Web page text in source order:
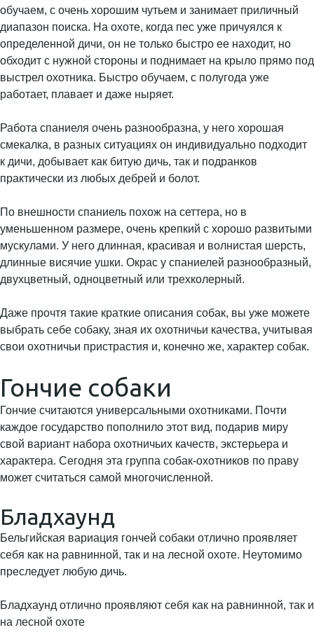
обучаем, с очень хорошим чутьем и занимает приличный
диапазон поиска. На охоте, когда пес уже причуялся к
определенной дичи, он не только быстро ее находит, но
обходит с нужной стороны и поднимает на крыло прямо под
выстрел охотника. Быстро обучаем, с полугода уже
работает, плавает и даже ныряет.
Работа спаниеля очень разнообразна, у него хорошая
смекалка, в разных ситуациях он индивидуально подходит
к дичи, добывает как битую дичь, так и подранков
практически из любых дебрей и болот.
По внешности спаниель похож на сеттера, но в
уменьшенном размере, очень крепкий с хорошо развитыми
мускулами. У него длинная, красивая и волнистая шерсть,
длинные висячие ушки. Окрас у спаниелей разнообразный,
двухцветный, одноцветный или трехколерный.
Даже прочтя такие краткие описания собак, вы уже можете
выбрать себе собаку, зная их охотничьи качества, учитывая
свои охотничьи пристрастия и, конечно же, характер собак.
Гончие собаки
Гончие считаются универсальными охотниками. Почти
каждое государство пополнило этот вид, подарив миру
свой вариант набора охотничьих качеств, экстерьера и
характера. Сегодня эта группа собак-охотников по праву
может считаться самой многочисленной.
Бладхаунд
Бельгийская вариация гончей собаки отлично проявляет
себя как на равнинной, так и на лесной охоте. Неутомимо
преследует любую дичь.
Бладхаунд отлично проявляют себя как на равнинной, так и
на лесной охоте